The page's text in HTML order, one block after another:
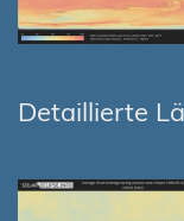
Detaillierte